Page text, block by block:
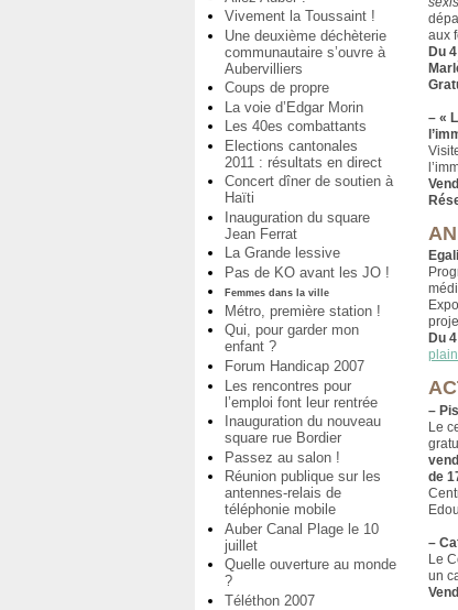
Vivement la Toussaint !
Une deuxième déchèterie
communautaire s’ouvre à
Aubervilliers
Coups de propre
La voie d’Edgar Morin
Les 40es combattants
Elections cantonales
2011 : résultats en direct
Concert dîner de soutien à
Haïti
Inauguration du square
Jean Ferrat
La Grande lessive
Pas de KO avant les JO !
Femmes dans la ville
Métro, première station !
Qui, pour garder mon
enfant ?
Forum Handicap 2007
Les rencontres pour
l’emploi font leur rentrée
Inauguration du nouveau
square rue Bordier
Passez au salon !
Réunion publique sur les
antennes-relais de
téléphonie mobile
Auber Canal Plage le 10
juillet
Quelle ouverture au monde
?
Téléthon 2007
aux
Du
– «
Du
–
Le
de
–
Le
un